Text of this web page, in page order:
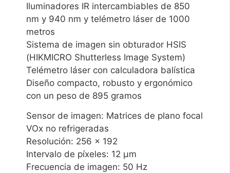
Iluminadores IR intercambiables de 850
nm y 940 nm y telémetro láser de 1000
metros
Sistema de imagen sin obturador HSIS
(HIKMICRO Shutterless Image System)
Telémetro láser con calculadora balística
Diseño compacto, robusto y ergonómico
con un peso de 895 gramos
Sensor de imagen: Matrices de plano focal
VOx no refrigeradas
Resolución: 256 × 192
Intervalo de píxeles: 12 μm
Frecuencia de imagen: 50 Hz